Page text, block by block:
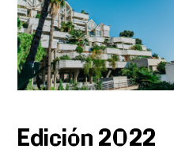
Edición 2022